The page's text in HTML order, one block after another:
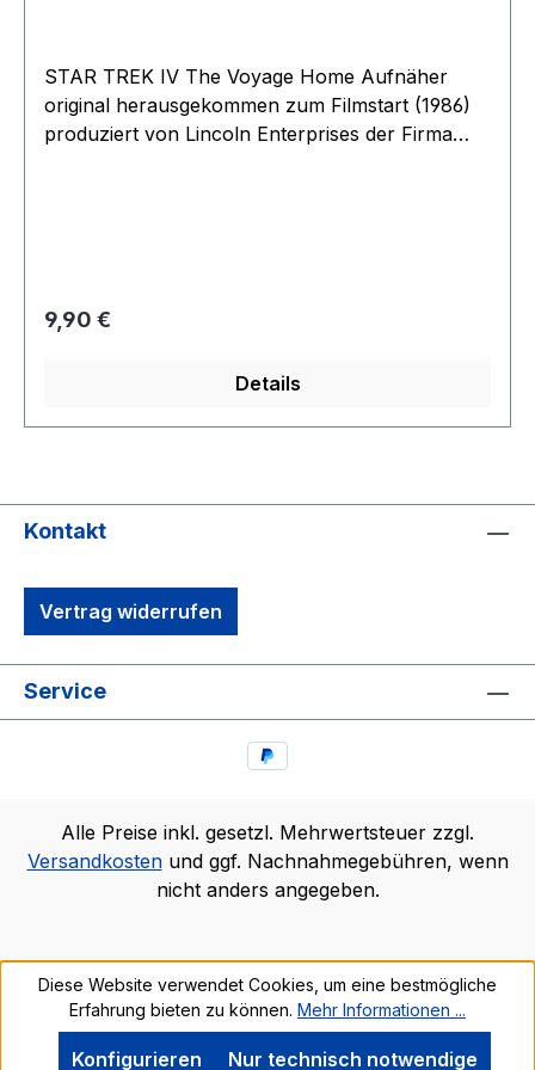
STAR TREK IV The Voyage Home Aufnäher
original herausgekommen zum Filmstart (1986)
produziert von Lincoln Enterprises der Firma
Bestand in unserem Shop. Neu und unbenutzt
Regulärer Preis:
9,90 €
Details
Kontakt
Vertrag widerrufen
Service
Alle Preise inkl. gesetzl. Mehrwertsteuer zzgl.
Versandkostenund ggf. Nachnahmegebühren, wenn
nicht anders angegeben.
Diese Website verwendet Cookies, um eine bestmögliche
Erfahrung bieten zu können. Mehr Informationen ...
Nur technisch notwendige
Konfigurieren